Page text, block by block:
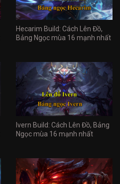
Hecarim Build: Cách Lên Đồ,
Bảng Ngọc mùa 16 mạnh nhất
Ivern Build: Cách Lên Đồ, Bảng
Ngọc mùa 16 mạnh nhất